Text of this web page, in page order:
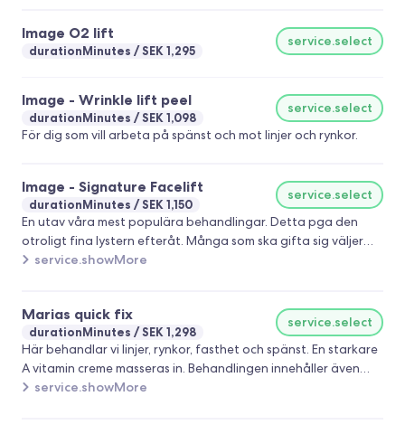
Image O2 lift
durationMinutes SEK 1,295
service.select
Image - Wrinkle lift peel
durationMinutes SEK 1,098
service.select
För dig som vill arbeta på spänst och mot linjer och rynkor.
Image - Signature Facelift
durationMinutes SEK 1,150
service.select
En utav våra mest populära behandlingar. Detta pga den
otroligt fina lystern efteråt. Många som ska gifta sig väljer
denna behandling.
service.showMore
Marias quick fix
durationMinutes SEK 1,298
service.select
Här behandlar vi linjer, rynkor, fasthet och spänst. En starkare
A vitamin creme masseras in. Behandlingen innehåller även
aha syror. Resultatet är en renare och klarare hud omedelbart
service.showMore